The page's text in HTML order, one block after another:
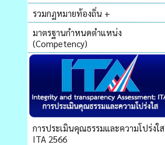
รวมกฏหมายท้องถิ่น +
มาตรฐานกำหนดตำแหน่ง
(Competency)
การประเมินคุณธรรมและความโปร่งใส
ITA 2566